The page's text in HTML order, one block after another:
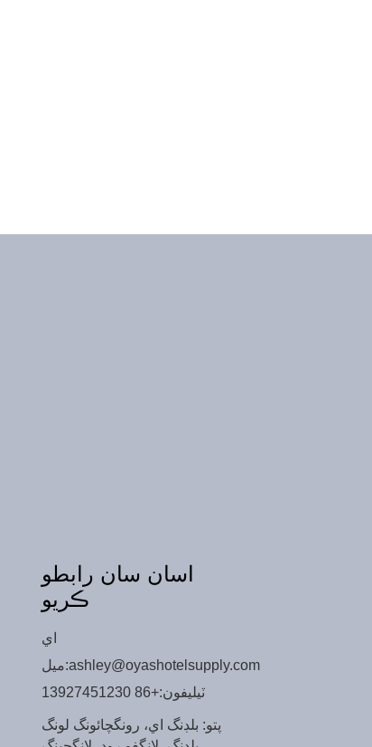
اسان سان رابطو
ڪريو
اي
ميل:ashley@oyashotelsupply.com
ٽيليفون:+86 13927451230
پتو: بلڊنگ اي، رونگچائونگ لونگ